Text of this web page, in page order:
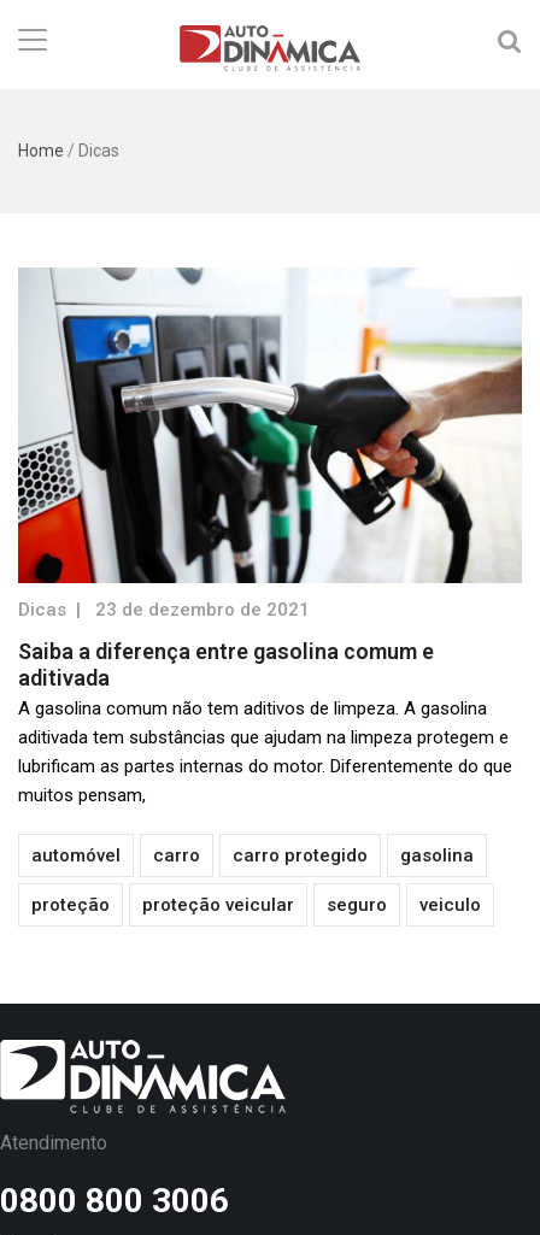
Home / Dicas
Dicas 23 de dezembro de 2021
Saiba a diferença entre gasolina comum e
aditivada
A gasolina comum não tem aditivos de limpeza. A gasolina
aditivada tem substâncias que ajudam na limpeza protegem e
lubrificam as partes internas do motor. Diferentemente do que
muitos pensam,
automóvel carro carro protegido gasolina
proteção proteção veicular seguro veiculo
Atendimento
0800 800 3006